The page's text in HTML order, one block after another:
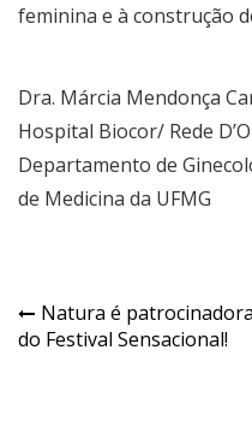
feminina e à construção
Dra. Márcia Mendonça
Hospital Biocor/ Rede
Departamento de
de Medicina da UFMG
Navegação
de
Natura é patrocinadora
do Festival Sensacional!